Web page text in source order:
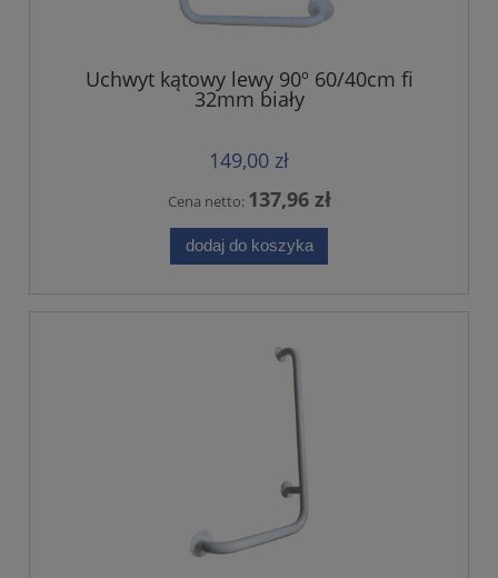
Uchwyt kątowy lewy 90º 60/40cm fi
32mm biały
149,00 zł
Cena netto: 137,96 zł
dodaj do koszyka